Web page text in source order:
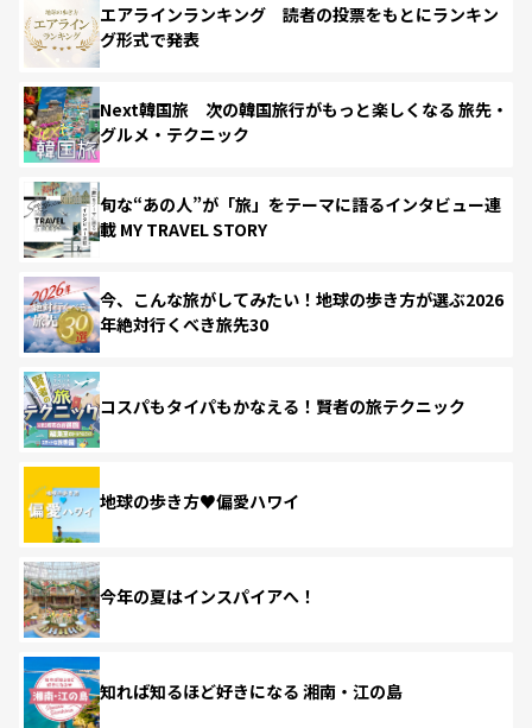
エアラインランキング 読者の投票をもとにランキン
グ形式で発表
Next韓国旅 次の韓国旅行がもっと楽しくなる 旅先・
グルメ・テクニック
旬な“あの人”が「旅」をテーマに語るインタビュー連
載 MY TRAVEL STORY
今、こんな旅がしてみたい！地球の歩き方が選ぶ2026
年絶対行くべき旅先30
コスパもタイパもかなえる！賢者の旅テクニック
地球の歩き方♥偏愛ハワイ
今年の夏はインスパイアへ！
知れば知るほど好きになる 湘南・江の島